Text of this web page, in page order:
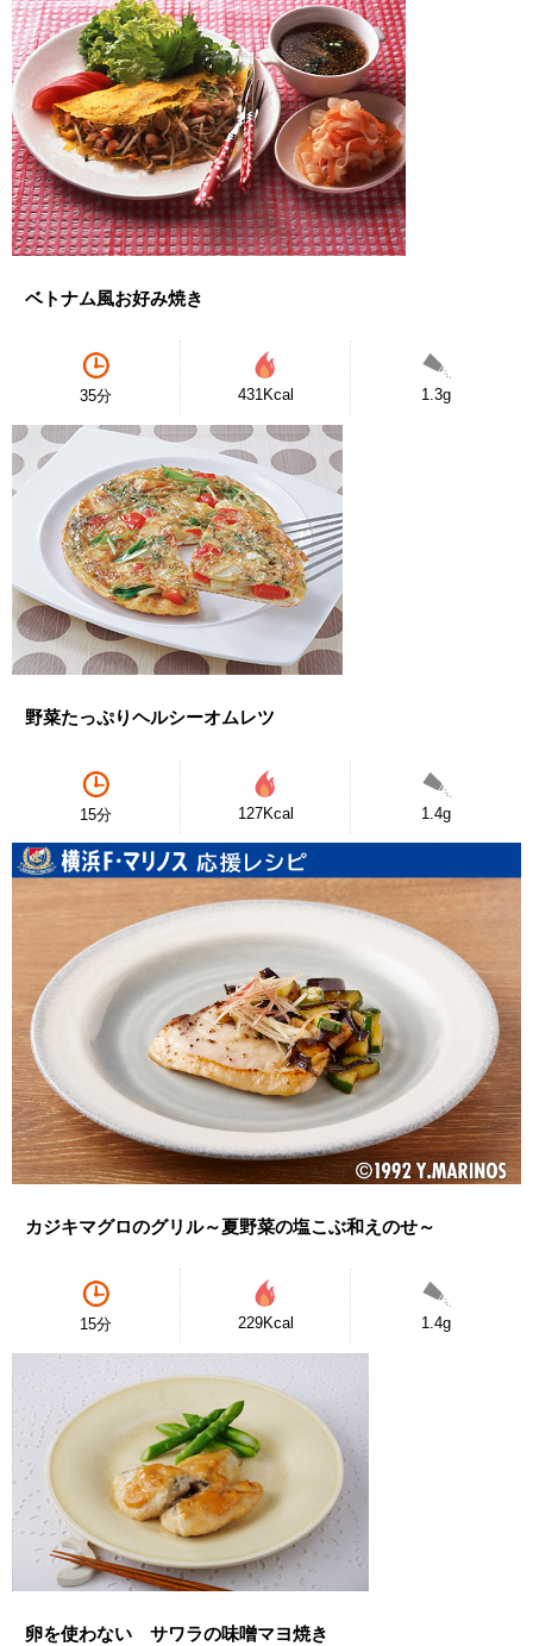
ベトナム風お好み焼き
35分 431Kcal 1.3g
野菜たっぷりヘルシーオムレツ
15分 127Kcal 1.4g
カジキマグロのグリル～夏野菜の塩こぶ和えのせ～
15分 229Kcal 1.4g
卵を使わない サワラの味噌マヨ焼き